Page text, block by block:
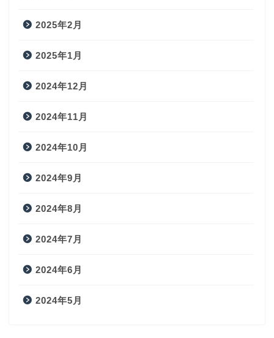
2025年2月
2025年1月
2024年12月
2024年11月
2024年10月
2024年9月
2024年8月
2024年7月
2024年6月
2024年5月